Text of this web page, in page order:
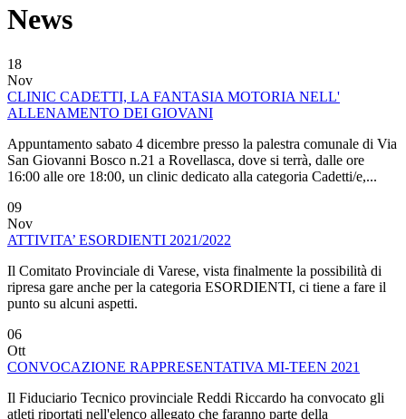
News
18
Nov
CLINIC CADETTI, LA FANTASIA MOTORIA NELL'
ALLENAMENTO DEI GIOVANI
Appuntamento sabato 4 dicembre presso la palestra comunale di Via
San Giovanni Bosco n.21 a Rovellasca, dove si terrà, dalle ore
16:00 alle ore 18:00, un clinic dedicato alla categoria Cadetti/e,...
09
Nov
ATTIVITA’ ESORDIENTI 2021/2022
Il Comitato Provinciale di Varese, vista finalmente la possibilità di
ripresa gare anche per la categoria ESORDIENTI, ci tiene a fare il
punto su alcuni aspetti.
06
Ott
CONVOCAZIONE RAPPRESENTATIVA MI-TEEN 2021
Il Fiduciario Tecnico provinciale Reddi Riccardo ha convocato gli
atleti riportati nell'elenco allegato che faranno parte della